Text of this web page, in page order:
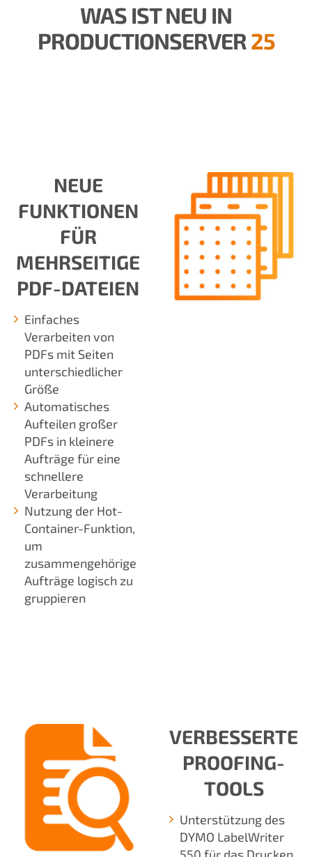
WAS IST NEU IN
PRODUCTIONSERVER 25
NEUE
FUNKTIONEN
FÜR
MEHRSEITIGE
PDF-DATEIEN
Einfaches
Verarbeiten von
PDFs mit Seiten
unterschiedlicher
Größe
Automatisches
Aufteilen großer
PDFs in kleinere
Aufträge für eine
schnellere
Verarbeitung
Nutzung der Hot-
Container-Funktion,
um
zusammengehörige
Aufträge logisch zu
gruppieren
VERBESSERTE
PROOFING-
TOOLS
Unterstützung des
DYMO LabelWriter